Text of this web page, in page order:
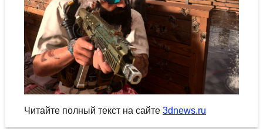
Читайте полный текст на сайте 3dnews.ru